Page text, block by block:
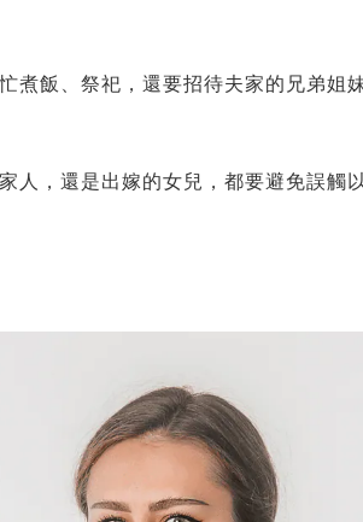
煮飯、祭祀，還要招待夫家的兄弟姐
，還是出嫁的女兒，都要避免誤觸